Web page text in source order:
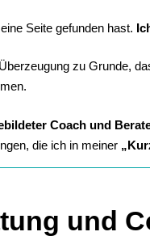
Seite gefunden hast.
zu Grunde,
Coach und
die ich in meiner
und